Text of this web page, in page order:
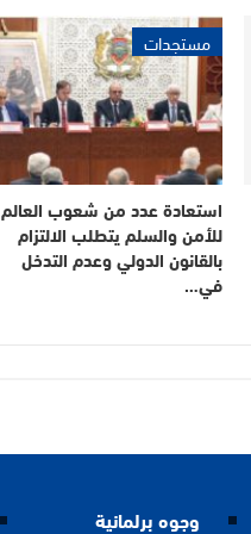
مستجدات
استعادة عدد من شعوب العالم
للأمن والسلم يتطلب الالتزام
بالقانون الدولي وعدم التدخل
في…
وجوه برلمانية